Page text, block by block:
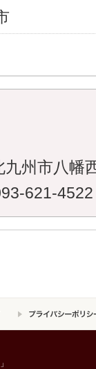
州市八幡
621-4522